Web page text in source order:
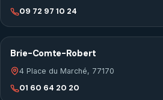
09 72 97 10 24
Brie-Comte-Robert
4 Place du Marché, 77170
01 60 64 20 20